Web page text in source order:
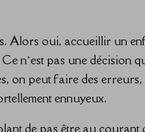
Alors oui, accueillir un
n’est pas une décision
on peut faire des erreurs,
ennuyeux.
de pas être au courant